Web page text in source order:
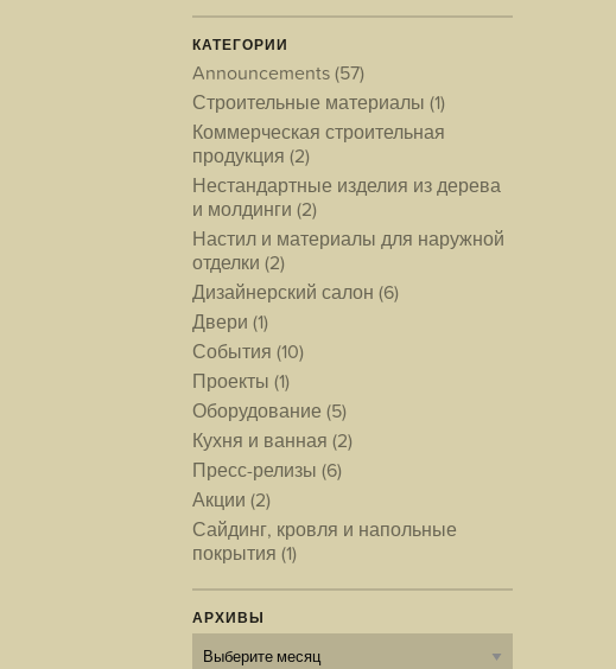
КАТЕГОРИИ
Announcements(57)
Строительные материалы (1)
Коммерческая строительная
продукция (2)
Нестандартные изделия из дерева
и молдинги (2)
Настил и материалы для наружной
отделки (2)
Дизайнерский салон (6)
Двери (1)
События (10)
Проекты (1)
Оборудование (5)
Кухня и ванная (2)
Пресс-релизы (6)
Акции (2)
Сайдинг, кровля и напольные
покрытия (1)
АРХИВЫ
Архивы